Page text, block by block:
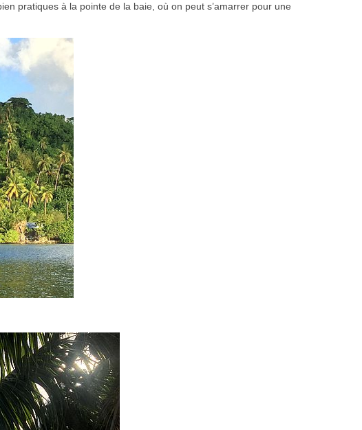
pratiques à la pointe de la baie, où on peut s’amarrer pour une